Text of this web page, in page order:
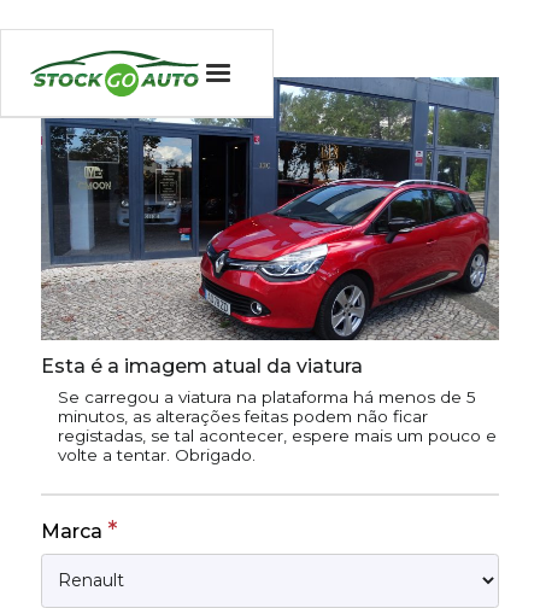
Esta é a imagem atual da viatura
Se carregou a viatura na plataforma há menos de 5
minutos, as alterações feitas podem não ficar
registadas, se tal acontecer, espere mais um pouco e
volte a tentar. Obrigado.
Marca *